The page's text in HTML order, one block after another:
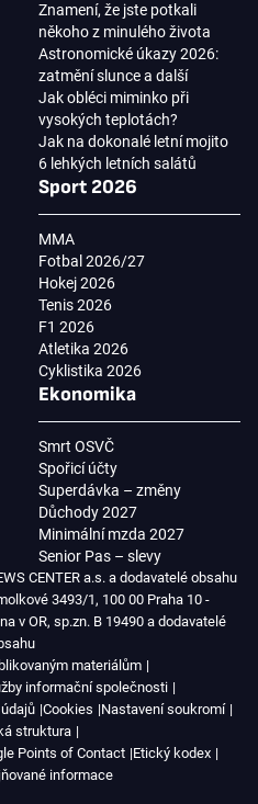
Znamení, že jste potkali
někoho z minulého života
Astronomické úkazy 2026:
zatmění slunce a další
Jak obléci miminko při
vysokých teplotách?
Jak na dokonalé letní mojito
6 lehkých letních salátů
Sport 2026
MMA
Fotbal 2026/27
Hokej 2026
Tenis 2026
F1 2026
Atletika 2026
Cyklistika 2026
Ekonomika
Smrt OSVČ
Spořicí účty
Superdávka – změny
Důchody 2027
Minimální mzda 2027
Senior Pas – slevy
CENTER a.s. a dodavatelé obsahu
3493/1, 100 00 Praha 10 -
v OR, sp.zn. B 19490 a dodavatelé
materiálům
informační společnosti
Cookies Nastavení soukromí
struktura
Points of Contact Etický kodex
informace